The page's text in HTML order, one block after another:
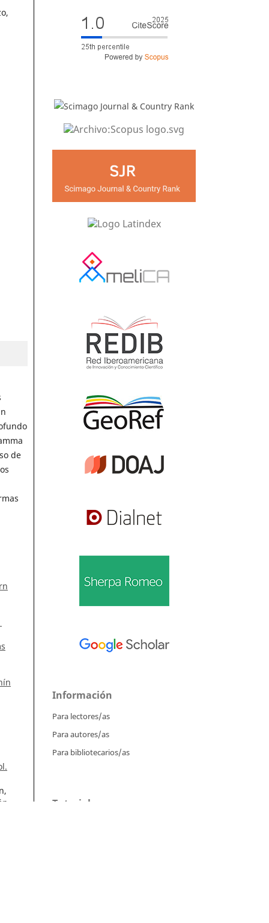
de
Información
Para lectores/as
Para autores/as
Para bibliotecarios/as
Tutoriales